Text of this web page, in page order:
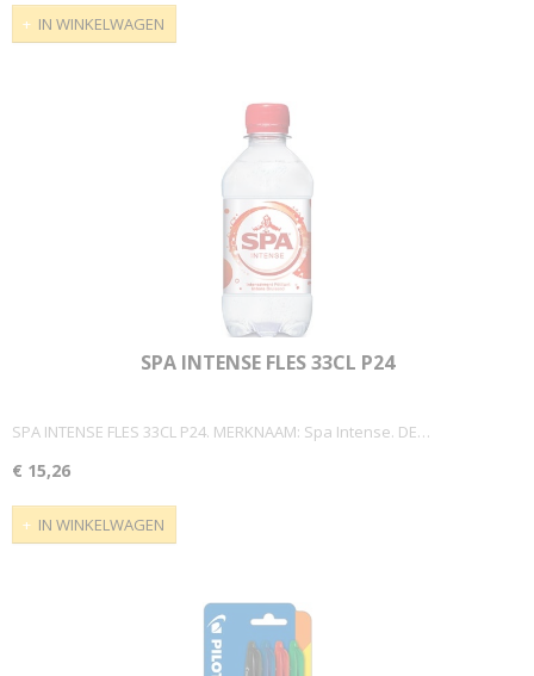
IN WINKELWAGEN
SPA INTENSE FLES 33CL P24
SPA INTENSE FLES 33CL P24. MERKNAAM: Spa Intense. DE…
€ 15,26
IN WINKELWAGEN